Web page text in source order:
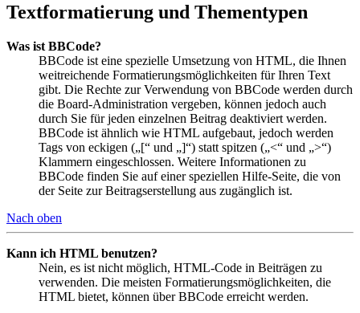
Textformatierung und Thementypen
Was ist BBCode?
BBCode ist eine spezielle Umsetzung von HTML, die Ihnen
weitreichende Formatierungsmöglichkeiten für Ihren Text
gibt. Die Rechte zur Verwendung von BBCode werden durch
die Board-Administration vergeben, können jedoch auch
durch Sie für jeden einzelnen Beitrag deaktiviert werden.
BBCode ist ähnlich wie HTML aufgebaut, jedoch werden
Tags von eckigen („[“ und „]“) statt spitzen („<“ und „>“)
Klammern eingeschlossen. Weitere Informationen zu
BBCode finden Sie auf einer speziellen Hilfe-Seite, die von
der Seite zur Beitragserstellung aus zugänglich ist.
Nach oben
Kann ich HTML benutzen?
Nein, es ist nicht möglich, HTML-Code in Beiträgen zu
verwenden. Die meisten Formatierungsmöglichkeiten, die
HTML bietet, können über BBCode erreicht werden.